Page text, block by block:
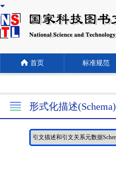
首页 标准规范
形式化描述(Schema)